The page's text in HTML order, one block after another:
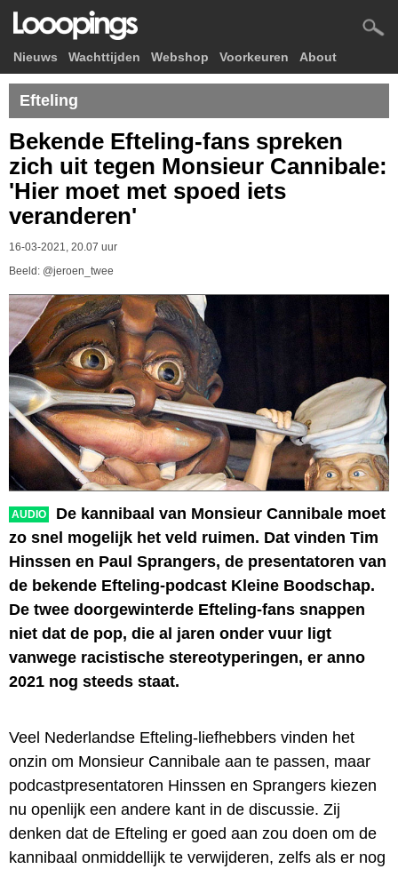
Nieuws Wachttijden Webshop Voorkeuren About
Efteling
Bekende Efteling-fans spreken
zich uit tegen Monsieur Cannibale:
'Hier moet met spoed iets
veranderen'
16-03-2021, 20.07 uur
Beeld: @jeroen_twee
AUDIO
De kannibaal van Monsieur Cannibale moet
zo snel mogelijk het veld ruimen. Dat vinden Tim
Hinssen en Paul Sprangers, de presentatoren van
de bekende Efteling-podcast Kleine Boodschap.
De twee doorgewinterde Efteling-fans snappen
niet dat de pop, die al jaren onder vuur ligt
vanwege racistische stereotyperingen, er anno
2021 nog steeds staat.
Veel Nederlandse Efteling-liefhebbers vinden het
onzin om Monsieur Cannibale aan te passen, maar
podcastpresentatoren Hinssen en Sprangers kiezen
nu openlijk een andere kant in de discussie. Zij
denken dat de Efteling er goed aan zou doen om de
kannibaal onmiddellijk te verwijderen, zelfs als er nog